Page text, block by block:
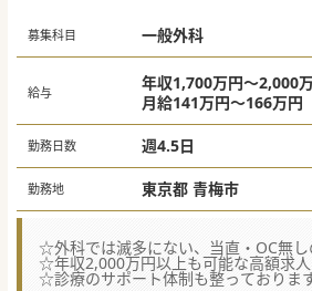
募集科目 一般外科
給与
年収1,700万円～2,000
月給141万円～166万円
勤務日数 週4.5日
勤務地 東京都 青梅市
☆外科では滅多にない、当直・OC無し
☆年収2,000万円以上も可能な高額求
☆診療のサポート体制も整っております